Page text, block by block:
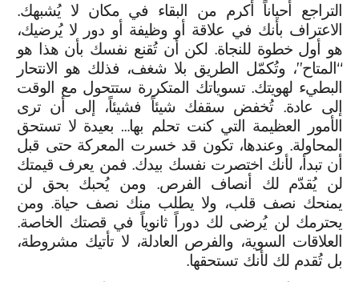
التراجع أحياناً أكرم من البقاء في مكان لا يُشبهك.
الاعتراف بأنك في علاقة أو وظيفة أو دور لا يُرضيك،
هو أول خطوة للنجاة. لكن أن تُقنع نفسك بأن هذا هو
“المتاح”، وتُكمّل الطريق بلا شغف، فذلك هو الانتحار
البطيء لهويتك. تسوياتك المتكررة ستتحول مع الوقت
إلى عادة. تُخفض سقفك شيئاً فشيئاً، إلى أن ترى
الأمور العظيمة التي كنت تحلم بها… بعيدة لا تستحق
المحاولة. وعندها، تكون قد خسرت المعركة حتى قبل
أن تبدأ، لأنك اختصرت نفسك بيدك. فمن يعرف قيمتك
لن يُقدّم لك أنصاف الفرص. ومن يُحبك بحق لن
يمنحك نصف قلب، ولا يطلب منك نصف حياة. ومن
يحترمك لن يُرضى لك دوراً ثانوياً في قصتك الخاصة.
العلاقات السوية، والفرص العادلة، لا تأتيك مشروطة،
بل تُقدم لك لأنك تستحقها.